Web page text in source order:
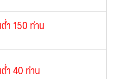
ำ 150 ท่าน
ำ 40 ท่าน